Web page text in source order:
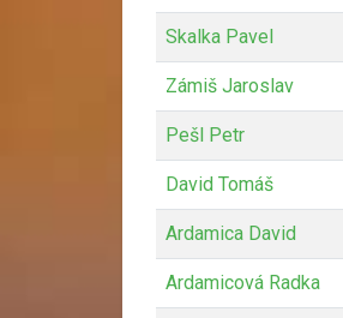
Skalka Pavel
Zámiš Jaroslav
Pešl Petr
David Tomáš
Ardamica David
Ardamicová Radka